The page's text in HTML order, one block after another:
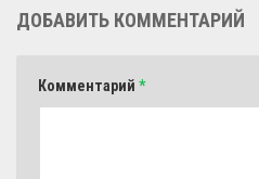
ДОБАВИТЬ КОММЕНТАРИЙ
Комментарий *